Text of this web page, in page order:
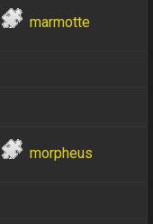
marmotte
morpheus